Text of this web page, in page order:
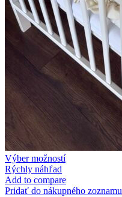
Výber možnostíThis
has
multiple
Rýchly náhľad
Add to compare
Pridať do nákupného zoznamu